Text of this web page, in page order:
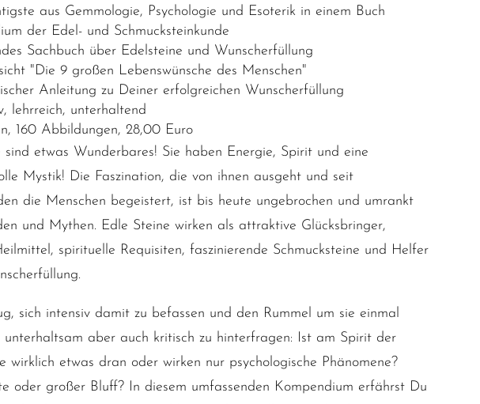
aus Gemmologie, Psychologie und Esoterik in einem Buch
der Edel- und Schmucksteinkunde
Sachbuch über Edelsteine und Wunscherfüllung
"Die 9 großen Lebenswünsche des Menschen"
Anleitung zu Deiner erfolgreichen Wunscherfüllung
lehrreich, unterhaltend
160 Abbildungen, 28,00 Euro
sind etwas Wunderbares! Sie haben Energie, Spirit und eine
Mystik! Die Faszination, die von ihnen ausgeht und seit
die Menschen begeistert, ist bis heute ungebrochen und umrankt
und Mythen. Edle Steine wirken als attraktive Glücksbringer,
spirituelle Requisiten, faszinierende Schmucksteine und Helfer
sich intensiv damit zu befassen und den Rummel um sie einmal
unterhaltsam aber auch kritisch zu hinterfragen: Ist am Spirit der
wirklich etwas dran oder wirken nur psychologische Phänomene?
oder großer Bluff? In diesem umfassenden Kompendium erfährst Du